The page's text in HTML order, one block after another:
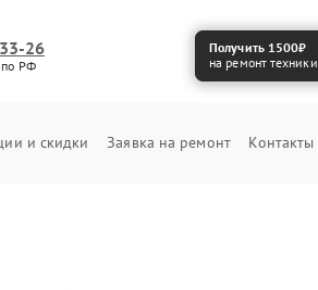
26
по РФ
Получить 1500₽
на ремонт техники
и скидки Заявка на ремонт Контакты